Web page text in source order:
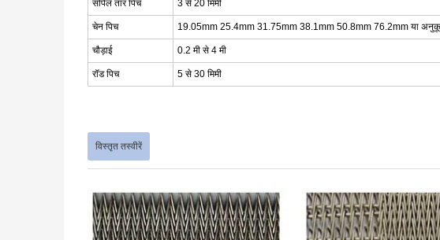
सर्पिल तार पिच 3 से 20 मिमी
चेन पिच 19.05mm 25.4mm 31.75mm 38.1mm 50.8mm 76.2mm या
चौड़ाई 0.2 मी से 4 मी
रॉड पिच 5 से 30 मिमी
विस्तृत तस्वीरें